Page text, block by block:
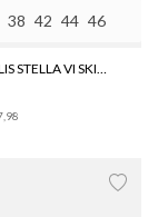
38 42 44 46
CALÇA LE LIS STELLA VI SKINNY FEMININA
98